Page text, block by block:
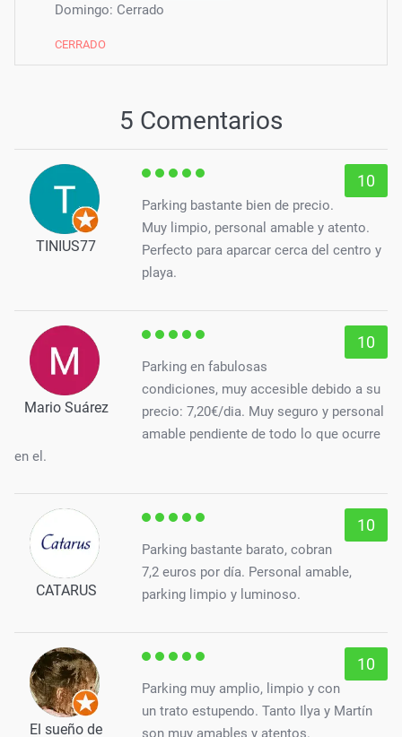
Domingo: Cerrado
CERRADO
5 Comentarios
TINIUS77
10
Parking bastante bien de precio.
Muy limpio, personal amable y atento.
Perfecto para aparcar cerca del centro y
playa.
Mario Suárez
10
Parking en fabulosas
condiciones, muy accesible debido a su
precio: 7,20€/dia. Muy seguro y personal
amable pendiente de todo lo que ocurre
en el.
CATARUS
10
Parking bastante barato, cobran
7,2 euros por día. Personal amable,
parking limpio y luminoso.
El sueño de
10
Parking muy amplio, limpio y con
un trato estupendo. Tanto Ilya y Martín
son muy amables y atentos.